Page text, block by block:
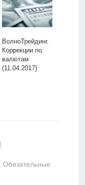
ВолноТрейдинг.
Коррекции по
валютам
(11.04.2017)
Обязательные